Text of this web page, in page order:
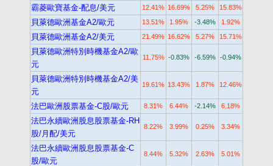
霸菱歐寶基金-配息/美元 12.41% 16.69% 5.25% 15.83%
貝萊德歐洲基金A2/歐元 13.51% 1.95% -3.48% 1.92%
貝萊德歐洲基金A2/美元 21.49% 16.62% 5.27% 15.71%
貝萊德歐洲特別時機基金A2/歐
元
11.75% -0.83% -6.59% -0.94%
貝萊德歐洲特別時機基金A2/美
元
19.61% 13.43% 1.87% 12.46%
法巴歐洲股票基金-C股/歐元 8.31% 6.44% -2.14% 6.18%
法巴永續歐洲股息股票基金-RH
股/月配/美元
8.22% 3.99% 0.25% 3.34%
法巴永續歐洲股息股票基金-C
股/歐元
8.44% 5.32% 2.63% 5.01%